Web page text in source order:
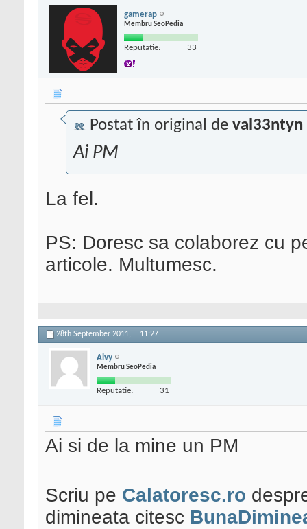
gamerap
Membru SeoPedia
Reputatie: 33
Postat în original de val33ntyn
Ai PM
La fel.
PS: Doresc sa colaborez cu
articole. Multumesc.
28th September 2011, 11:27
Alvy
Membru SeoPedia
Reputatie: 31
Ai si de la mine un PM
Scriu pe Calatoresc.ro
dimineata citesc